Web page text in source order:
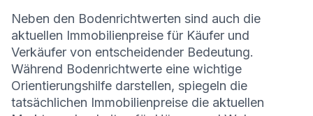
Neben den Bodenrichtwerten sind auch die
aktuellen Immobilienpreise für Käufer und
Verkäufer von entscheidender Bedeutung.
Während Bodenrichtwerte eine wichtige
Orientierungshilfe darstellen, spiegeln die
tatsächlichen Immobilienpreise die aktuellen